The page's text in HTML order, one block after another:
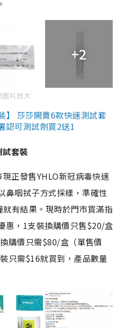
+2
圖片放大
】 莎莎開賣6款快速測試套
認可測試劑買2送1
試套裝
正發售YHLO新冠病毒快速
鼻咽拭子方式採樣，準確性
有結果。現時於門市買滿指
惠，1支裝換購價只售$20/盒
購價只需$80/盒（單售價
只需$16就買到，產品數量